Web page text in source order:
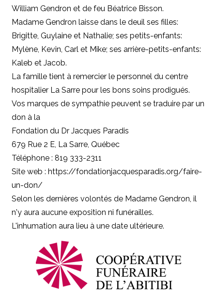
William Gendron et de feu Béatrice Bisson.
Madame Gendron laisse dans le deuil ses filles:
Brigitte, Guylaine et Nathalie; ses petits-enfants:
Mylène, Kevin, Carl et Mike; ses arrière-petits-enfants:
Kaleb et Jacob.
La famille tient à remercier le personnel du centre
hospitalier La Sarre pour les bons soins prodigués.
Vos marques de sympathie peuvent se traduire par un
don à la
Fondation du Dr Jacques Paradis
679 Rue 2 E, La Sarre, Québec
Téléphone : 819 333-2311
Site web : https://fondationjacquesparadis.org/faire-
un-don/
Selon les dernières volontés de Madame Gendron, il
n'y aura aucune exposition ni funérailles.
L'inhumation aura lieu à une date ultérieure.